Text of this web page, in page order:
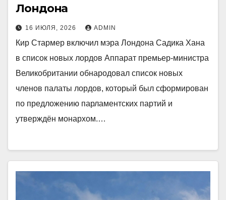
Лондона
16 ИЮЛЯ, 2026 ADMIN
Кир Стармер включил мэра Лондона Садика Хана
в список новых лордов Аппарат премьер-министра
Великобритании обнародовал список новых
членов палаты лордов, который был сформирован
по предложению парламентских партий и
утверждён монархом.…